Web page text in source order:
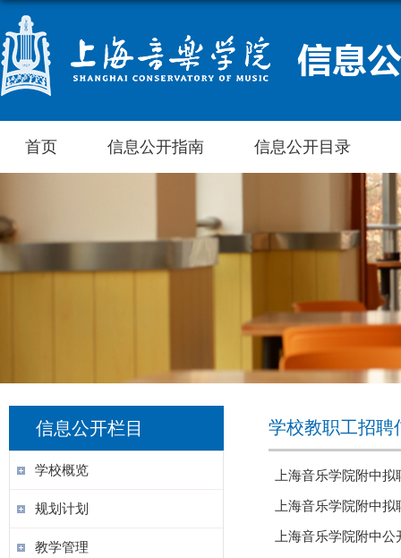
首页 信息公开指南 信息公开目录
信息公开栏目
学校概览
规划计划
教学管理
学校教职工招聘
上海音乐学院附中
上海音乐学院附中
上海音乐学院附中